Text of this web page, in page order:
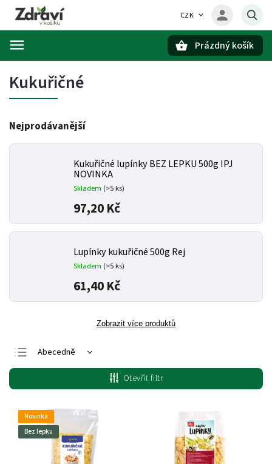
CZK
Prázdný košík
Kukuřičné
Nejprodávanější
Kukuřičné lupínky BEZ LEPKU 500g IPJ
NOVINKA
Skladem (>5 ks)
97,20 Kč
Lupínky kukuřičné 500g Rej
Skladem (>5 ks)
61,40 Kč
Zobrazit více produktů
Abecedně
Nejlevnější
Nejdražší
Nejprodávanější
Otevřít filtr
Novinka
Bez lepku